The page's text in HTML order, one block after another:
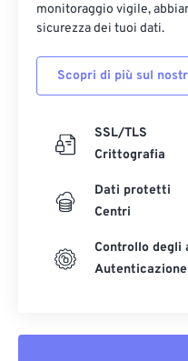
monitoraggio vigile,
sicurezza dei tuoi dati.
Scopri di più sul
SSL/TLS
Crittografia
Dati protetti
Centri
Controllo degli
Autenticazione